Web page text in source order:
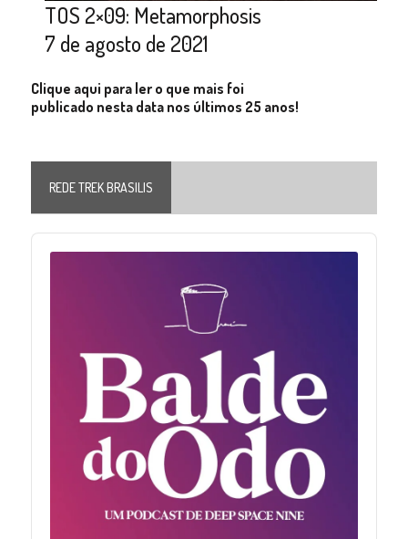
TOS 2×09: Metamorphosis
7 de agosto de 2021
Clique aqui para ler o que mais foi
publicado nesta data nos últimos 25 anos!
REDE TREK BRASILIS
Audio
Player